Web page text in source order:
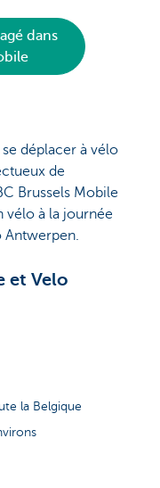
dans
déplacer à vélo
de
Brussels Mobile
vélo à la journée
Antwerpen.
et Velo
la Belgique